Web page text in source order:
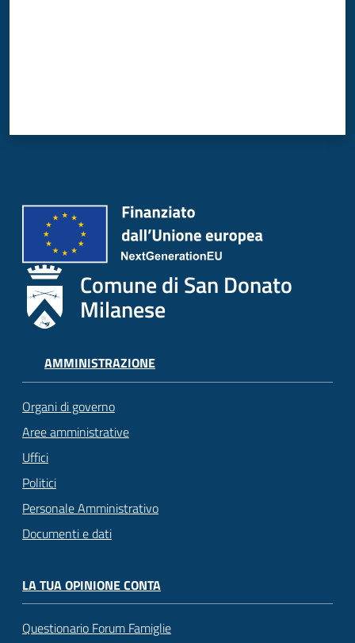
Comune di San Donato
Milanese
AMMINISTRAZIONE
Organi di governo
Aree amministrative
Uffici
Politici
Personale Amministrativo
Documenti e dati
LA TUA OPINIONE CONTA
Questionario Forum Famiglie